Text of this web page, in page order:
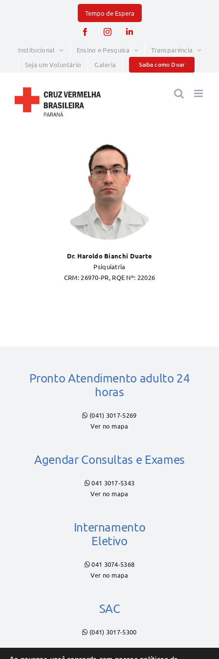
FacebookInstagramLinkedIn
Institucional Ensino e Pesquisa
Transparência
Seja um Voluntário
Galeria Saiba como Doar
Dr. Haroldo Bianchi Duarte
Psiquiatria
CRM: 26970-PR, RQE Nº: 22026
Pronto Atendimento adulto 24
horas
(041) 3017-5269
Ver no mapa
Agendar Consultas e Exames
041 3017-5343
Ver no mapa
Internamento
Eletivo
041 3074-5368
Ver no mapa
SAC
(041) 3017-5300